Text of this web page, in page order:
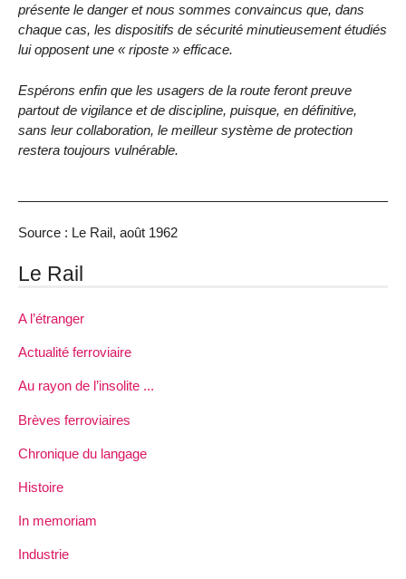
présente le danger et nous sommes convaincus que, dans
chaque cas, les dispositifs de sécurité minutieusement étudiés
lui opposent une « riposte » efficace.
Espérons enfin que les usagers de la route feront preuve
partout de vigilance et de discipline, puisque, en définitive,
sans leur collaboration, le meilleur système de protection
restera toujours vulnérable.
Source : Le Rail, août 1962
Le Rail
A l’étranger
Actualité ferroviaire
Au rayon de l’insolite ...
Brèves ferroviaires
Chronique du langage
Histoire
In memoriam
Industrie